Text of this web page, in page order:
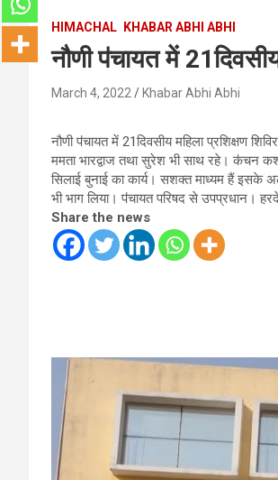
HIMACHAL KHABAR ABHI ABHI
नौणी पऺचायत में
March 4, 2022 Khabar Abhi Abhi
नौणी पऺचायत में 21दिवसीय महिला प्रशिक्षण
ममता भारद्वाज तथा सुरेश भी साथ रहे। कऺचन
सिलाई बुनाई का कार्य। सशक्त माध्यम हैं इसके
भी भाग लिया। पऺचायत परिषद से उपप्रधान।
Share the news